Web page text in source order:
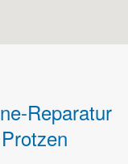
Reparatur